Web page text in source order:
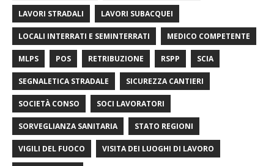
LAVORI STRADALI LAVORI SUBACQUEI
LOCALI INTERRATI E SEMINTERRATI MEDICO COMPETENTE
MLPS POS RETRIBUZIONE RSPP SCIA
SEGNALETICA STRADALE SICUREZZA CANTIERI
SOCIETÀ CONSO SOCI LAVORATORI
SORVEGLIANZA SANITARIA STATO REGIONI
VIGILI DEL FUOCO VISITA DEI LUOGHI DI LAVORO